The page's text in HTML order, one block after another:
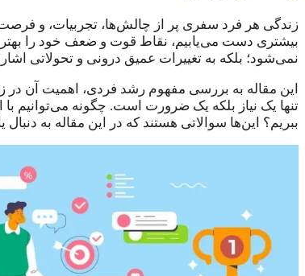
زندگی هر فرد سفری پر از چالش‌ها، تجربیات، و
بیشتری دست می‌یابیم، نقاط قوت و ضعف خود را
نمی‌شود؛ بلکه به تغییرات عمیق درونی و تحولاتی
این مقاله به بررسی مفهوم رشد فردی، اهمیت آن در
تنها یک نیاز بلکه یک ضرورت است. چگونه می‌توانیم
ببریم؟ این‌ها سوالاتی هستند که در این مقاله به دنبال